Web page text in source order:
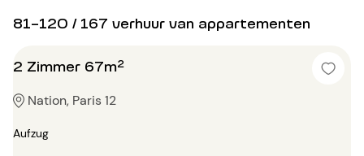
81-120 / 167 verhuur van appartementen
2 Zimmer 67m²
Nation, Paris 12
Aufzug